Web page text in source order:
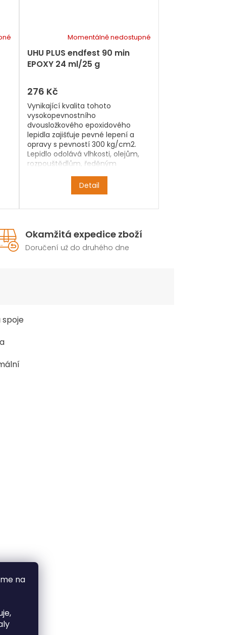
na
UHU PLUS endfest 90 min
EPOXY 24 ml/25 g
Momentálně nedostupné
276 Kč
Detail
Vynikající kvalita tohoto
vysokopevnostního
dvousložkového epoxidového
lepidla zajišťuje pevné lepení a
opravy s pevností 300 kg/cm2.
Lepidlo odolává vlhkosti, olejům,
rozpouštědlům, ředěným
tepelnou odolnost od -40°C do
+100°C. Po vytvrzení se dá vrtat a
Okamžitá expedice zboží
Doručení už do druhého dne
spoje